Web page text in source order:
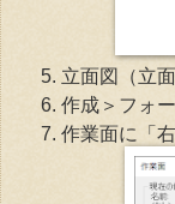
立面図（立
作成＞フォ
作業面に「